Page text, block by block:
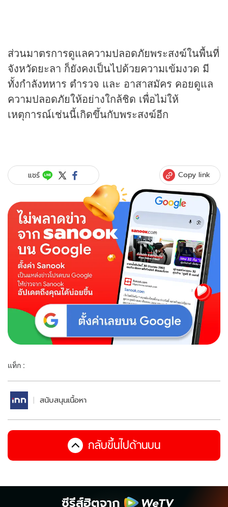
ส่วนมาตรการดูแลความปลอดภัยพระสงฆ์ในพื้นที่
จังหวัดยะลา ก็ยังคงเป็นไปด้วยความเข้มงวด มี
ทั้งกำลังทหาร ตำรวจ และ อาสาสมัคร คอยดูแล
ความปลอดภัยให้อย่างใกล้ชิด เพื่อไม่ให้
เหตุการณ์เช่นนี้เกิดขึ้นกับพระสงฆ์อีก
แชร์ Copy link
แท็ก :
สนับสนุนเนื้อหา
กลับขึ้นไปด้านบน
ซีรีส์ฮิตจาก